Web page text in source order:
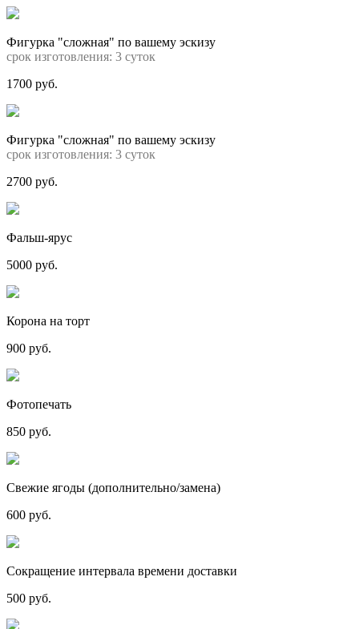
Фигурка "сложная" по вашему эскизу
срок изготовления: 3 суток
1700 руб.
Фигурка "сложная" по вашему эскизу
срок изготовления: 3 суток
2700 руб.
Фальш-ярус
5000 руб.
Корона на торт
900 руб.
Фотопечать
850 руб.
Свежие ягоды (дополнительно/замена)
600 руб.
Сокращение интервала времени доставки
500 руб.